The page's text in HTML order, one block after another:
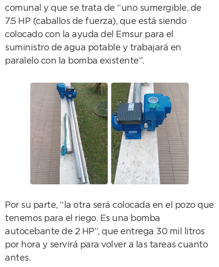
comunal y que se trata de “uno sumergible, de
7.5 HP (caballos de fuerza), que está siendo
colocado con la ayuda del Emsur para el
suministro de agua potable y trabajará en
paralelo con la bomba existente”.
Por su parte, “la otra será colocada en el pozo que
tenemos para el riego. Es una bomba
autocebante de 2 HP”, que entrega 30 mil litros
por hora y servirá para volver a las tareas cuanto
antes.